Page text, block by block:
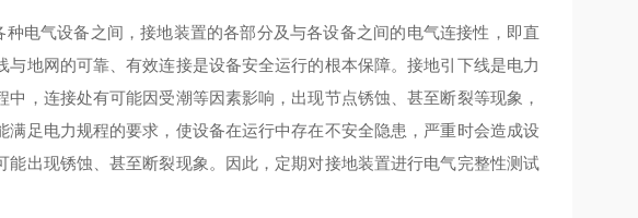
电气设备之间，接地装置的各部分及与各设备之间的电气连接性，即直
地网的可靠、有效连接是设备安全运行的根本保障。接地引下线是电力
，连接处有可能因受潮等因素影响，出现节点锈蚀、甚至断裂等现象，
足电力规程的要求，使设备在运行中存在不安全隐患，严重时会造成设
出现锈蚀、甚至断裂现象。因此，定期对接地装置进行电气完整性测试